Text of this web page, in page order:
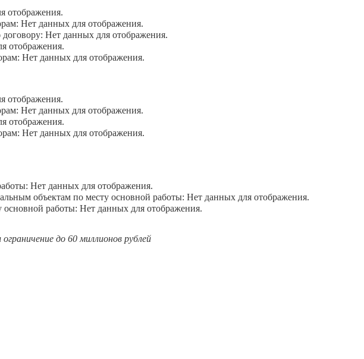
отображения.
Нет данных для отображения.
Нет данных для отображения.
отображения.
Нет данных для отображения.
отображения.
Нет данных для отображения.
отображения.
Нет данных для отображения.
Нет данных для отображения.
объектам по месту основной работы: Нет данных для отображения.
работы: Нет данных для отображения.
до 60 миллионов рублей